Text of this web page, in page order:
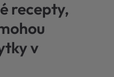
recepty,
v